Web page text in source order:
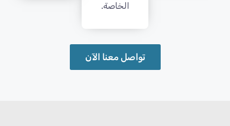
الخاصة.
تواصل معنا الآن